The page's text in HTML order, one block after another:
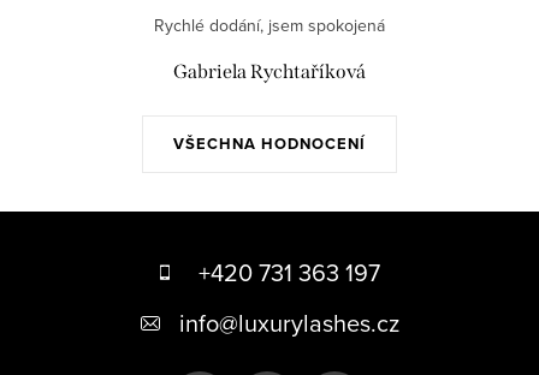
VŠECHNA HODNOCENÍ
Rychlé dodání, jsem spokojená
Gabriela Rychtaříková
+420 731 363 197
info@luxurylashes.cz